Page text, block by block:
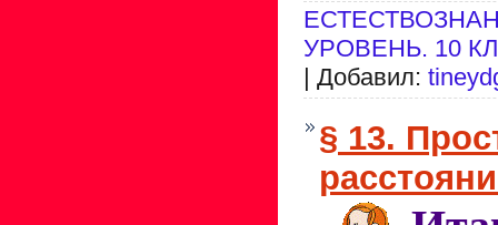
УРОВЕНЬ. 10
| Добавил:
§ 13.